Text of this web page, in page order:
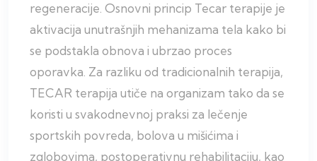
regeneracije. Osnovni princip Tecar terapije je
aktivacija unutrašnjih mehanizama tela kako bi
se podstakla obnova i ubrzao proces
oporavka. Za razliku od tradicionalnih terapija,
TECAR terapija utiče na organizam tako da se
koristi u svakodnevnoj praksi za lečenje
sportskih povreda, bolova u mišićima i
zglobovima, postoperativnu rehabilitaciju, kao